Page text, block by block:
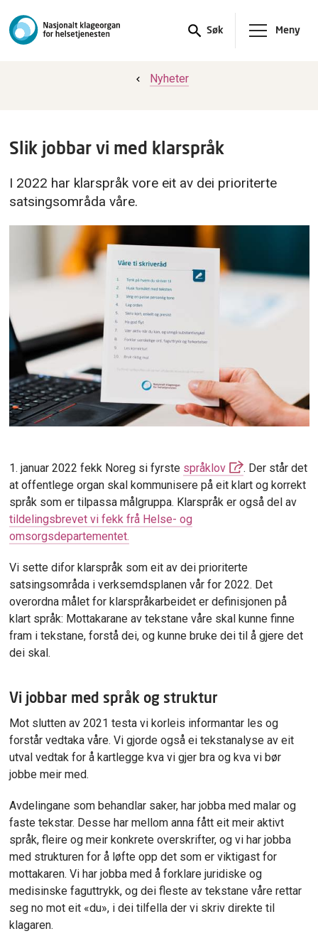
Søk Meny
Nyheter
Slik jobbar vi med klarspråk
I 2022 har klarspråk vore eit av dei prioriterte
satsingsområda våre.
1. januar 2022 fekk Noreg si fyrste språklov
. Der står det
at offentlege organ skal kommunisere på eit klart og korrekt
språk som er tilpassa målgruppa. Klarspråk er også del av
tildelingsbrevet vi fekk frå Helse- og
omsorgsdepartementet.
Vi sette difor klarspråk som eit av dei prioriterte
satsingsområda i verksemdsplanen vår for 2022. Det
overordna målet for klarspråkarbeidet er definisjonen på
klart språk: Mottakarane av tekstane våre skal kunne finne
fram i tekstane, forstå dei, og kunne bruke dei til å gjere det
dei skal.
Vi jobbar med språk og struktur
Mot slutten av 2021 testa vi korleis informantar les og
forstår vedtaka våre. Vi gjorde også ei tekstanalyse av eit
utval vedtak for å kartlegge kva vi gjer bra og kva vi bør
jobbe meir med.
Avdelingane som behandlar saker, har jobba med malar og
faste tekstar. Desse har mellom anna fått eit meir aktivt
språk, fleire og meir konkrete overskrifter, og vi har jobba
med strukturen for å løfte opp det som er viktigast for
mottakaren. Vi har jobba med å forklare juridiske og
medisinske faguttrykk, og dei fleste av tekstane våre rettar
seg no mot eit «du», i dei tilfella der vi skriv direkte til
klagaren.